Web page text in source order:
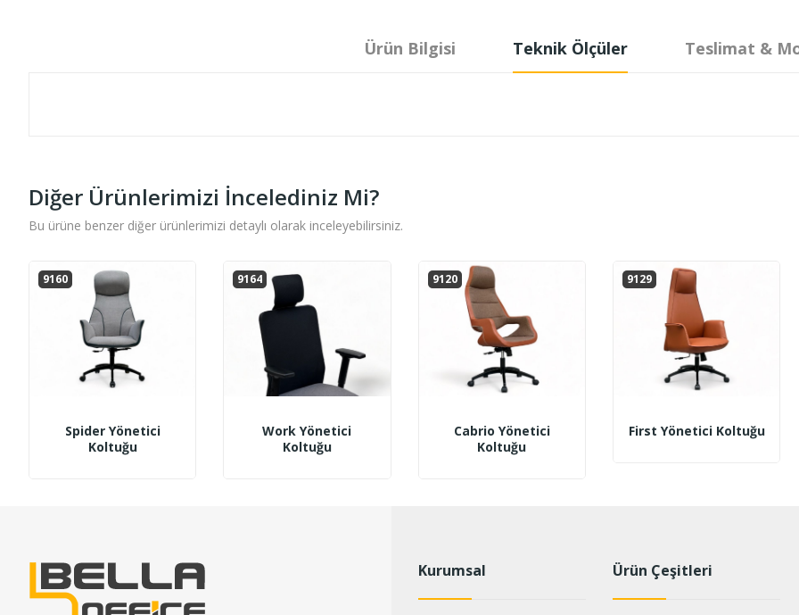
Ürün Bilgisi Teknik Ölçüler Teslimat &
Diğer Ürünlerimizi İncelediniz Mi?
Bu ürüne benzer diğer ürünlerimizi detaylı olarak inceleyebilirsiniz.
9160
Spider Yönetici
Koltuğu
9164
Work Yönetici
Koltuğu
9120
Cabrio Yönetici
Koltuğu
9129
First Yönetici Koltuğu
Kurumsal Ürün Çeşitleri